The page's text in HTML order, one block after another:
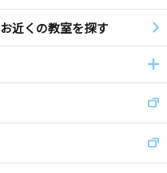
お近くの教室を探す